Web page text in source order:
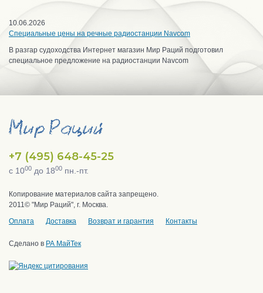
10.06.2026
Специальные цены на речные радиостанции Navcom
В разгар судоходства Интернет магазин Мир Раций подготовил
специальное предложение на радиостанции Navcom
+7 (495) 648-45-25
с 1000 до 1800 пн.-пт.
Копирование материалов сайта запрещено.
2011© "Мир Раций", г. Москва.
Оплата
Доставка Возврат и гарантия Контакты
Сделано в РА МайТек